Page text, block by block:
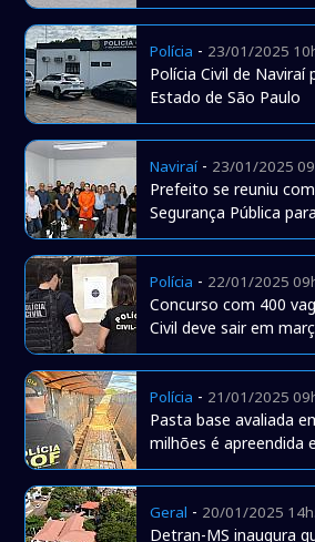
Polícia - 23/01/2025
Polícia Civil de
Estado de São Paulo
Naviraí- 23/01/2025
Prefeito se reuniu
Segurança Pública
Polícia - 22/01/2025
Concurso com 400
Civil deve sair em
Polícia - 21/01/2025
Pasta base avaliada
milhões é apreendida
Geral - 20/01/2025
Detran-MS inaugura